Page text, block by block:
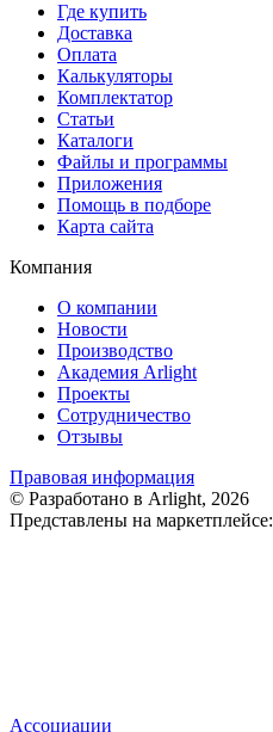
Где купить
Доставка
Оплата
Калькуляторы
Комплектатор
Статьи
Каталоги
Файлы и программы
Приложения
Помощь в подборе
Карта сайта
Компания
О компании
Новости
Производство
Академия Arlight
Проекты
Сотрудничество
Отзывы
Правовая информация
© Разработано в Arlight, 2026
Представлены на маркетплейсе:
Ассоциации